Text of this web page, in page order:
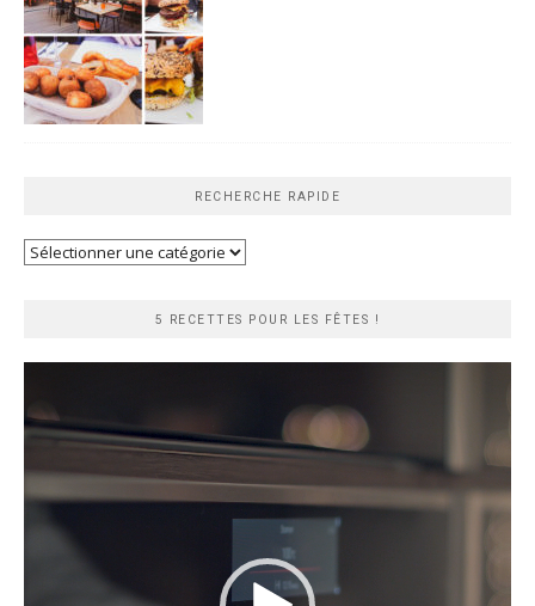
RECHERCHE RAPIDE
Recherche
5 RECETTES POUR LES FÊTES !